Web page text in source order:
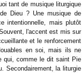
tant de musique liturgique
Dieu ? Une musique de
intentionnelle, mais plutôt
l'accent est mis sur
et le renforcement
en soi, mais ils ne
qui, comme le dit saint Pie
Secondairement, la liturgie